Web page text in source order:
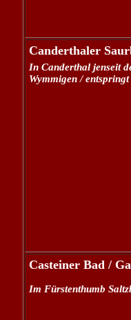
Canderthaler
In Canderthal jenseit
Wymmigen /
Casteiner Bad /
Im Fürstenthumb